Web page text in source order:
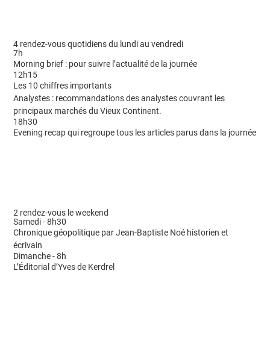
4 rendez-vous quotidiens du lundi au vendredi
7h
Morning brief : pour suivre l’actualité de la journée
12h15
Les 10 chiffres importants
Analystes : recommandations des analystes couvrant les
principaux marchés du Vieux Continent.
18h30
Evening recap qui regroupe tous les articles parus dans la journée
2 rendez-vous le weekend
Samedi - 8h30
Chronique géopolitique par Jean-Baptiste Noé historien et
écrivain
Dimanche - 8h
L’Éditorial d’Yves de Kerdrel